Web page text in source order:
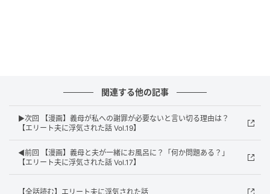
エキサイトニュース
関連する他の記事
▶次回 【漫画】義母が私への謝罪が必要ないと言い切る理由は？
【エリート夫に浮気された話 Vol.19】
◀前回 【漫画】義母と夫が一緒にお風呂に？「何か問題ある？」
【エリート夫に浮気された話 Vol.17】
【全話読む】エリート夫に浮気された話